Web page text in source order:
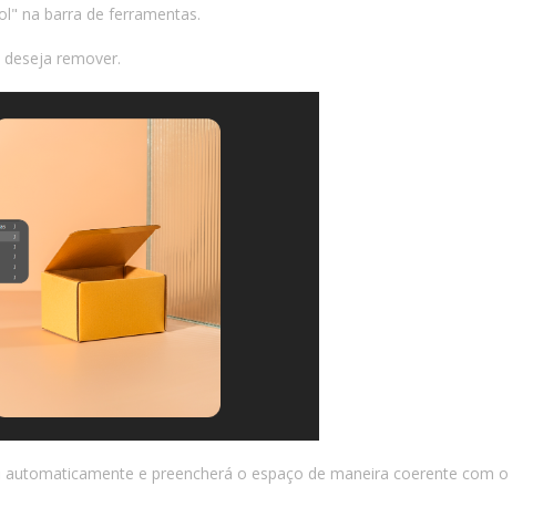
na barra de ferramentas.
remover.
e preencherá o espaço de maneira coerente com o